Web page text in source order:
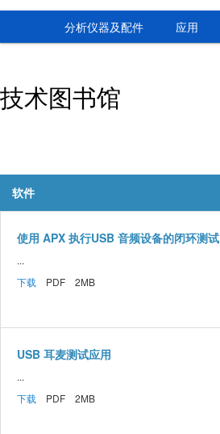
分析仪器及配件 应用
技术图书馆
软件
使用 APX 执行USB 音频设备的闭环测试
...
下载 PDF 2MB
USB 耳麦测试应用
...
下载 PDF 2MB